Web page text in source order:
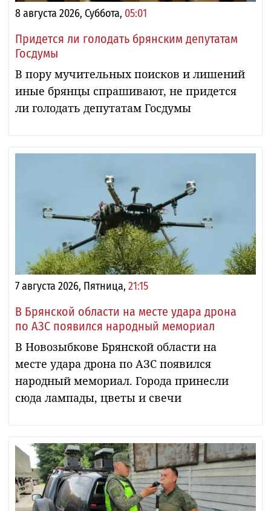
8 августа 2026, Суббота, 05:01
Придется ли голодать брянским депутатам
Госдумы
В пору мучительных поисков и лишений
иные брянцы спрашивают, не придется
ли голодать депутатам Госдумы
7 августа 2026, Пятница, 21:15
В Брянской области на месте удара дрона
по АЗС появился народный мемориал
В Новозыбкове Брянской области на
месте удара дрона по АЗС появился
народный мемориал. Города принесли
сюда лампады, цветы и свечи